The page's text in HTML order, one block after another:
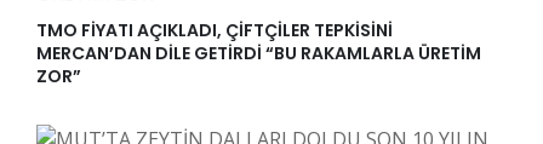
TMO FİYATI AÇIKLADI, ÇİFTÇİLER TEPKİSİNİ
MERCAN’DAN DİLE GETİRDİ “BU RAKAMLARLA ÜRETİM
ZOR”